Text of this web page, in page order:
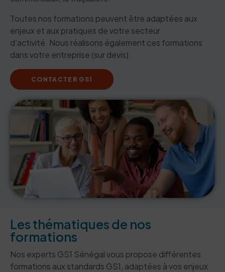
Toutes nos formations peuvent être adaptées aux
enjeux et aux pratiques de votre secteur
d’activité. Nous réalisons également ces formations
dans votre entreprise (sur devis).
CONTACTER GS1
Les thématiques de nos
formations
Nos experts GS1 Sénégal vous propose différentes
formations aux standards GS1, adaptées à vos enjeux